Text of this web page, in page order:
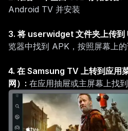
Android TV 并安装
3.将 userwidget 文件夹上传到
览器中找到 APK，按照屏幕上
4. 在 Samsung TV 上转到应用
网） : 在应用抽屉或主屏幕上找到